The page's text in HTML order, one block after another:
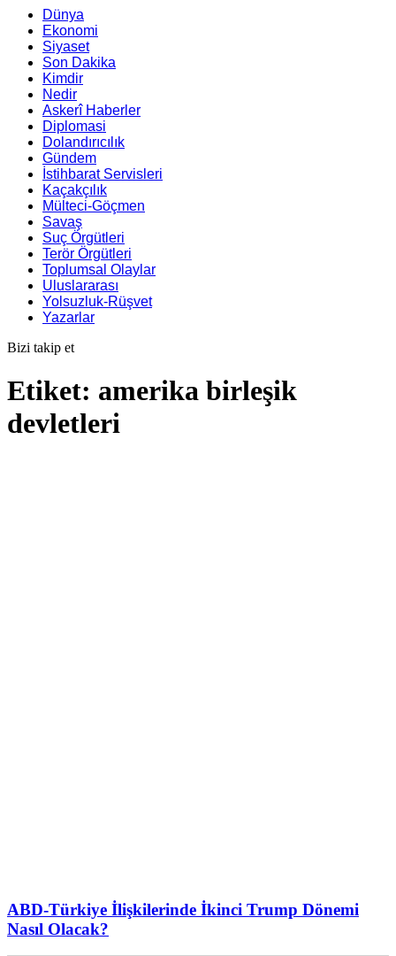
Dünya
Ekonomi
Siyaset
Son Dakika
Kimdir
Nedir
Askerî Haberler
Diplomasi
Dolandırıcılık
Gündem
İstihbarat Servisleri
Kaçakçılık
Mülteci-Göçmen
Savaş
Suç Örgütleri
Terör Örgütleri
Toplumsal Olaylar
Uluslararası
Yolsuzluk-Rüşvet
Yazarlar
Bizi takip et
Etiket: amerika birleşik
devletleri
ABD-Türkiye İlişkilerinde İkinci Trump Dönemi
Nasıl Olacak?